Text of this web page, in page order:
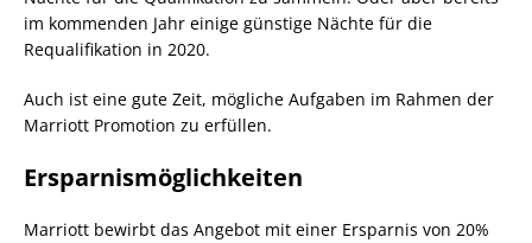
im kommenden Jahr einige günstige Nächte für die
Requalifikation in 2020.
Auch ist eine gute Zeit, mögliche Aufgaben im Rahmen der
Marriott Promotion zu erfüllen.
Ersparnismöglichkeiten
Marriott bewirbt das Angebot mit einer Ersparnis von 20%